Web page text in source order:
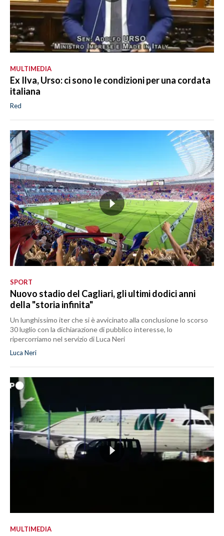
MULTIMEDIA
Ex Ilva, Urso: ci sono le condizioni per una cordata
italiana
Red
SPORT
Nuovo stadio del Cagliari, gli ultimi dodici anni
della "storia infinita"
Un lunghissimo iter che si è avvicinato alla conclusione lo scorso
30 luglio con la dichiarazione di pubblico interesse, lo
ripercorriamo nel servizio di Luca Neri
Luca Neri
MULTIMEDIA